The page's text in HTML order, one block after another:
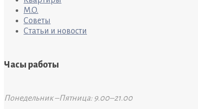
M.O.
Советы
Статьи и новости
Часы работы
Понедельник –Пятница: 9.00–21.00